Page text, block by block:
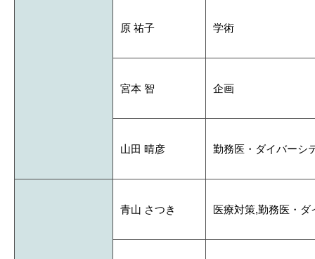
原 祐子 学術
宮本 智 企画
山田 晴彦 勤務医・ダイバーシ
青山 さつき 医療対策,勤務医・ダ